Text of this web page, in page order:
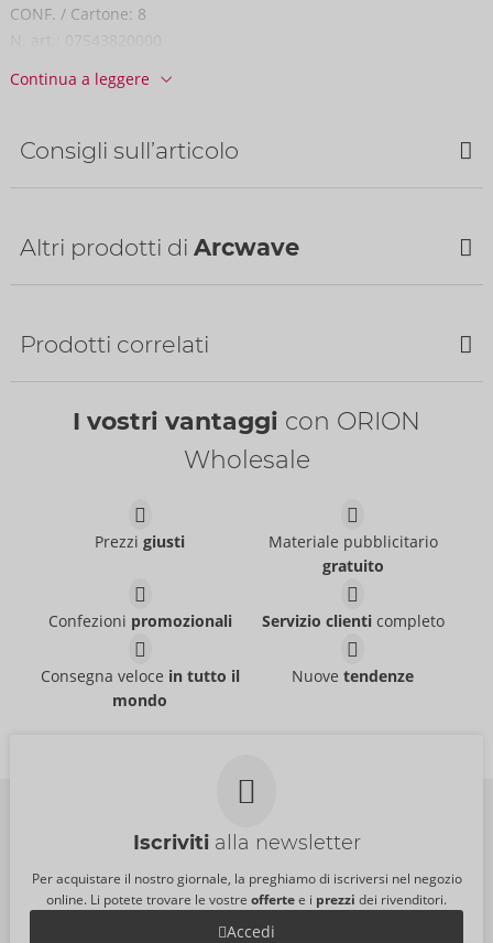
CONF. / Cartone: 8
Codice doganale:
Continua a leggere
Consigli sull’articolo
Water-based
Altri prodotti di Arcwave
Tester Orbit Thruster
54094620000
189,00 €
Prodotti correlati
Tester SHARE LITE
07539550000
Tester BOUNCER
07541100000
I vostri vantaggi con ORION
Wholesale
Prezzigiusti
Materiale pubblicitario
gratuito
Confezioni promozionali Servizio clienticompleto
Consegna veloce in tutto il
mondo
Nuovetendenze
Iscrivitialla newsletter
Per acquistare il nostro giornale, la preghiamo di iscriversi nel negozio
online. Li potete trovare le vostre offertee i prezzi dei rivenditori.
Accedi